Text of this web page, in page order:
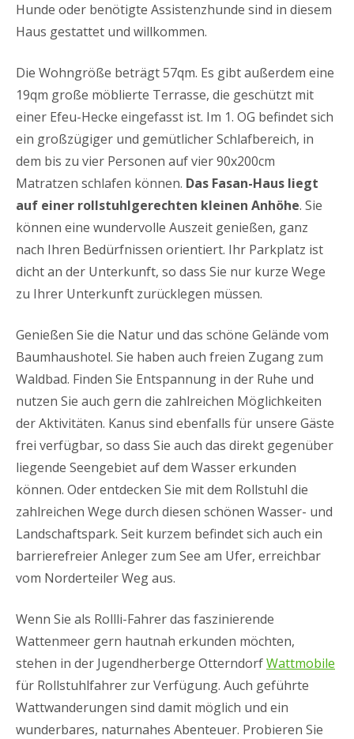
Hunde oder benötigte Assistenzhunde sind in diesem
Haus gestattet und willkommen.
Die Wohngröße beträgt 57qm. Es gibt außerdem eine
19qm große möblierte Terrasse, die geschützt mit
einer Efeu-Hecke eingefasst ist. Im 1. OG befindet sich
ein großzügiger und gemütlicher Schlafbereich, in
dem bis zu vier Personen auf vier 90x200cm
Matratzen schlafen können. Das Fasan-Haus liegt
auf einer rollstuhlgerechten kleinen Anhöhe. Sie
können eine wundervolle Auszeit genießen, ganz
nach Ihren Bedürfnissen orientiert. Ihr Parkplatz ist
dicht an der Unterkunft, so dass Sie nur kurze Wege
zu Ihrer Unterkunft zurücklegen müssen.
Genießen Sie die Natur und das schöne Gelände vom
Baumhaushotel. Sie haben auch freien Zugang zum
Waldbad. Finden Sie Entspannung in der Ruhe und
nutzen Sie auch gern die zahlreichen Möglichkeiten
der Aktivitäten. Kanus sind ebenfalls für unsere Gäste
frei verfügbar, so dass Sie auch das direkt gegenüber
liegende Seengebiet auf dem Wasser erkunden
können. Oder entdecken Sie mit dem Rollstuhl die
zahlreichen Wege durch diesen schönen Wasser- und
Landschaftspark. Seit kurzem befindet sich auch ein
barrierefreier Anleger zum See am Ufer, erreichbar
vom Norderteiler Weg aus.
Wenn Sie als Rollli-Fahrer das faszinierende
Wattenmeer gern hautnah erkunden möchten,
stehen in der Jugendherberge OtterndorfWattmobile
für Rollstuhlfahrer zur Verfügung. Auch geführte
Wattwanderungen sind damit möglich und ein
wunderbares, naturnahes Abenteuer. Probieren Sie